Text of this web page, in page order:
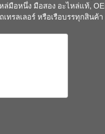
มือหนึ่ง มือสอง อะไหล่แท้,
ทรลเลอร์ หรือเรือบรรทุกสินค้า